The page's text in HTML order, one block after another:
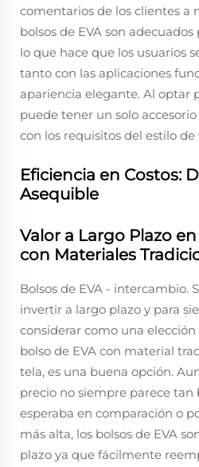
comentarios de los clientes a
bolsos de EVA son
lo que hace que los usuarios
tanto con las aplicaciones
apariencia elegante. Al optar
puede tener un solo
con los requisitos del estilo
Eficiencia en Costos:
Asequible
Valor a Largo Plazo
con Materiales
Bolsos de EVA - intercambio.
invertir a largo plazo y para
considerar como una
bolso de EVA con material
tela, es una buena opción.
precio no siempre parece tan
esperaba en comparación o
más alta, los bolsos de EVA
plazo ya que fácilmente